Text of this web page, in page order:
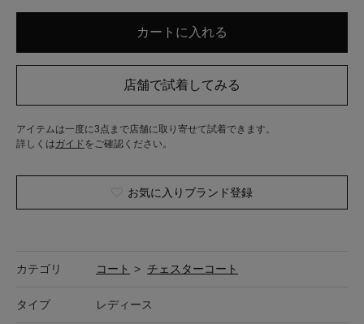
アイテムは一度に3点まで店舗に取り寄せて試着できます。
詳しくはガイド をご確認ください。
お気に入りブランド登録
カテゴリ コート > チェスターコート
タイプ レディース